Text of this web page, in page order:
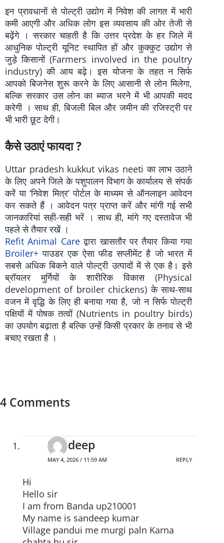
इन प्रावधानों से पोल्ट्री उद्योग में निवेश की लागत में भारी
कमी आएगी और अधिक लोग इस व्यवसाय की ओर तेजी से
बढ़ेंगे । सरकार चाहती है कि उत्तर प्रदेश के हर जिले में
आधुनिक पोल्ट्री यूनिट स्थापित हों और कुक्कुट उद्योग से
जुड़े किसानों (Farmers involved in the poultry
industry) की आय बढ़े। इस योजना के तहत न सिर्फ
आपको बिजनेस शुरू करने के लिए आसानी से लोन मिलेगा,
बल्कि सरकार उस लोन का ब्याज भरने में भी आपकी मदद
करेगी । साथ ही, बिजली बिल और जमीन की रजिस्ट्री पर
भी भारी छूट देगी।
कैसे उठाएं फायदा ?
Uttar pradesh kukkut vikas neeti का लाभ उठाने
के लिए अपने जिले के पशुपालन विभाग के कार्यालय से संपर्क
करें या ‘निवेश मित्र’ पोर्टल के माध्यम से ऑनलाइन आवेदन
कर सकते हैं । आवेदन पत्र प्राप्त करें और मांगी गई सभी
जानकारियां सही-सही भरें । साथ ही, मांगे गए दस्तावेज भी
पहले से तैयार रखें ।
Refit Animal Careद्वारा खासतौर पर तैयार किया गया
Broiler+ पाउडर एक ऐसा फीड सप्लीमेंट है जो भारत में
सबसे अधिक बिकने वाले पोल्ट्री उत्पादों में से एक है। इसे
ब्रॉयलर मुर्गियों के शारीरिक विकास (Physical
development of broiler chickens) के साथ-साथ
वजन में वृद्धि के लिए ही बनाया गया है, जो न सिर्फ पोल्ट्री
पक्षियों में पोषक तत्वों (Nutrients in poultry birds)
का उपयोग बढ़ाता है बल्कि उन्हें किसी प्रकार के तनाव से भी
बचाए रखता है ।
4 Comments
Sandeep
MAY 4, 2026 / 11:59 AM REPLY
Hi
Hello sir
I am from Banda up210001
My name is sandeep kumar
Village pandui me murgi paln Karna